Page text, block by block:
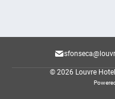
© 2026 Louvre